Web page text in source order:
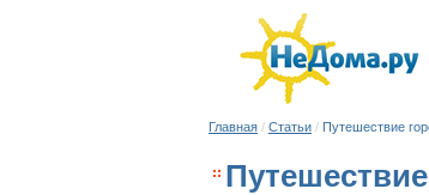
Главная / Статьи / Путешествие